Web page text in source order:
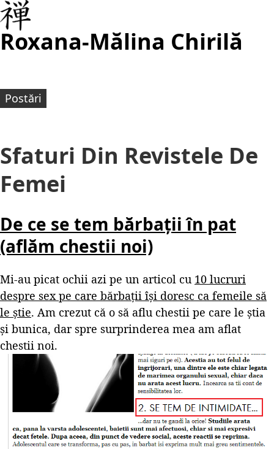
Roxana-Mălina Chirilă
Postări
Sfaturi Din Revistele De
Femei
De ce se tem bărbații în pat
(aflăm chestii noi)
Mi-au picat ochii azi pe un articol cu 10 lucruri
despre sex pe care bărbații își doresc ca femeile să
le știe. Am crezut că o să aflu chestii pe care le știa
și bunica, dar spre surprinderea mea am aflat
chestii noi.